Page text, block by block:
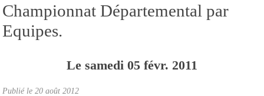
Championnat Départemental par
Equipes.
Le samedi 05 févr. 2011
Publié le 20 août 2012